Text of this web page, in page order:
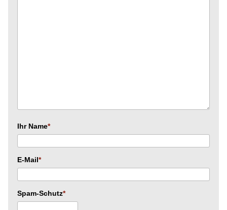
Ihr Name
E-Mail
Spam-Schutz